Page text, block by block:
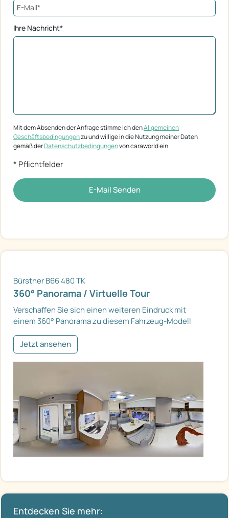
Ihre Nachricht*
Mit dem Absenden der Anfrage stimme ich denAllgemeinen
Geschäftsbedingungenzu und willige in die Nutzung meiner Daten
gemäß derDatenschutzbedingungenvon caraworld ein
* Pflichtfelder
E-Mail Senden
Bürstner B66 480 TK
360° Panorama / Virtuelle Tour
Verschaffen Sie sich einen weiteren Eindruck mit
einem 360° Panorama zu diesem Fahrzeug-Modell
Jetzt ansehen
Entdecken Sie mehr: